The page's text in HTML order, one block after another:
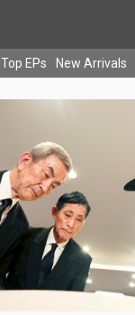
Top EPs New Arrivals